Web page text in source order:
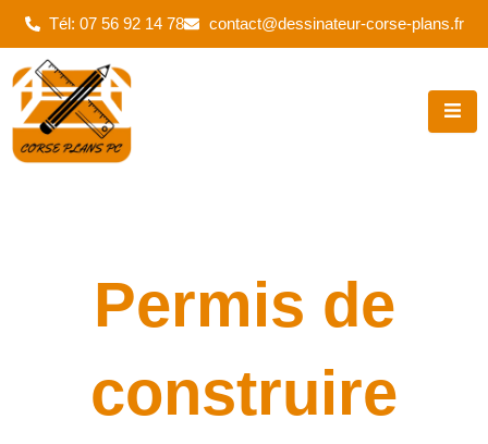
Aller
contenu
Tél: 07 56 92 14 78 contact@dessinateur-corse-plans.fr
Permis de
construire